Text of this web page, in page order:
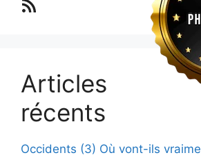
Lo blog Surimposium
Articles
récents
Occidents (3) Où vont-ils